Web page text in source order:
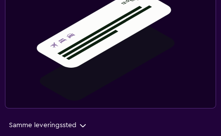
Samme leveringssted